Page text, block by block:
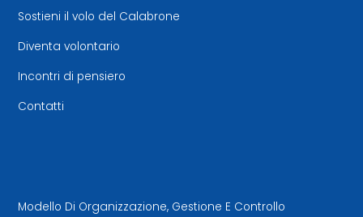
Sostieni il volo del Calabrone
Diventa volontario
Incontri di pensiero
Contatti
Modello Di Organizzazione, Gestione E Controllo